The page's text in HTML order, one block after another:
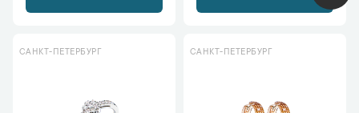
САНКТ-ПЕТЕРБУРГ САНКТ-ПЕТЕРБУРГ